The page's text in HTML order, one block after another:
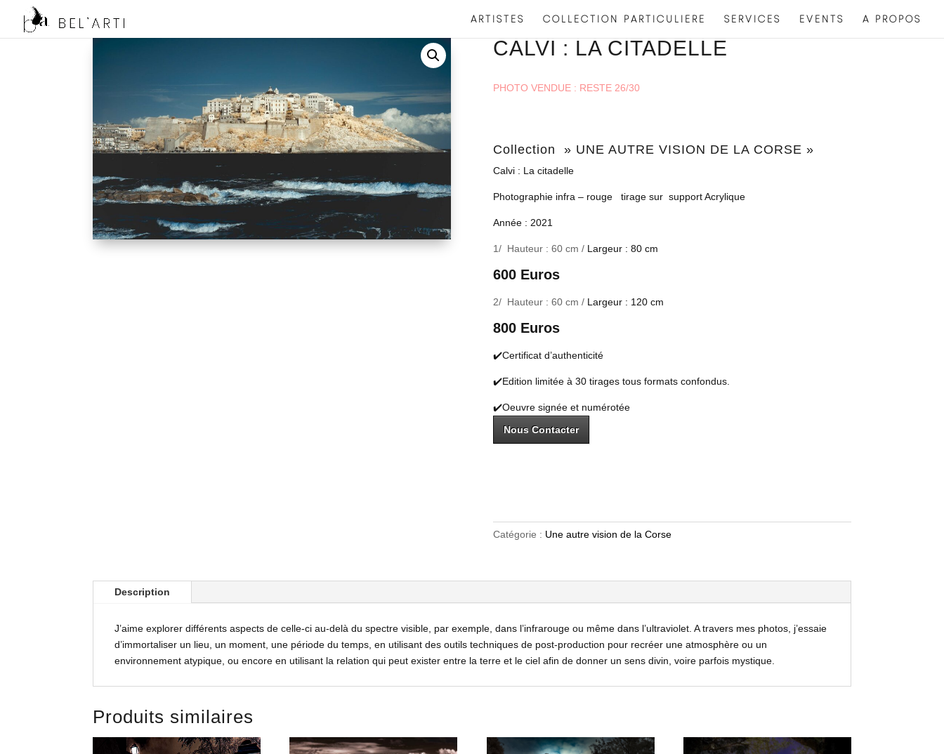
ARTISTES COLLECTION PARTICULIERE SERVICES EVENTS A PROPOS
CALVI : LA CITADELLE
PHOTO VENDUE : RESTE 26/30
Collection » UNE AUTRE VISION DE LA CORSE »
Calvi : La citadelle
Photographie infra – rouge tirage sur support Acrylique
Année : 2021
1/ Hauteur : 60 cm / Largeur : 80 cm
600 Euros
2/ Hauteur : 60 cm / Largeur : 120 cm
800 Euros
✔️Certificat d’authenticité
✔️Edition limitée à 30 tirages tous formats confondus.
✔️Oeuvre signée et numérotée
Nous Contacter
Catégorie : Une autre vision de la Corse
Description
J’aime explorer différents aspects de celle-ci au-delà du spectre visible, par exemple, dans l’infrarouge ou même dans l’ultraviolet. A travers mes photos, j’essaie
d’immortaliser un lieu, un moment, une période du temps, en utilisant des outils techniques de post-production pour recréer une atmosphère ou un
environnement atypique, ou encore en utilisant la relation qui peut exister entre la terre et le ciel afin de donner un sens divin, voire parfois mystique.
Produits similaires